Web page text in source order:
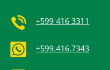
+599 416 3311
+599.416.7343